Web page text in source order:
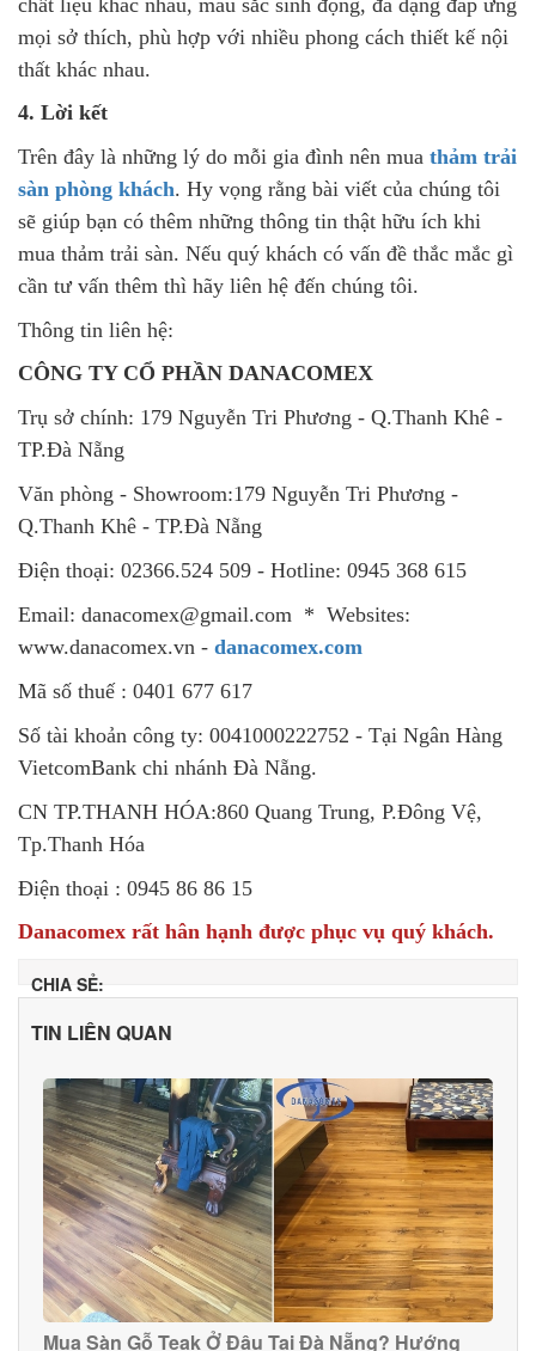
chất liệu khác nhau, màu sắc sinh động, đa dạng đáp ứng
mọi sở thích, phù hợp với nhiều phong cách thiết kế nội
thất khác nhau.
4. Lời kết
Trên đây là những lý do mỗi gia đình nên mua thảm trải
sàn phòng khách. Hy vọng rằng bài viết của chúng tôi
sẽ giúp bạn có thêm những thông tin thật hữu ích khi
mua thảm trải sàn. Nếu quý khách có vấn đề thắc mắc gì
cần tư vấn thêm thì hãy liên hệ đến chúng tôi.
Thông tin liên hệ:
CÔNG TY CỔ PHẦN DANACOMEX
Trụ sở chính: 179 Nguyễn Tri Phương - Q.Thanh Khê -
TP.Đà Nẵng
Văn phòng - Showroom:179 Nguyễn Tri Phương -
Q.Thanh Khê - TP.Đà Nẵng
Điện thoại: 02366.524 509 - Hotline: 0945 368 615
Email: danacomex@gmail.com * Websites:
www.danacomex.vn - danacomex.com
Mã số thuế : 0401 677 617
Số tài khoản công ty: 0041000222752 - Tại Ngân Hàng
VietcomBank chi nhánh Đà Nẵng.
CN TP.THANH HÓA:860 Quang Trung, P.Đông Vệ,
Tp.Thanh Hóa
Điện thoại : 0945 86 86 15
Danacomex rất hân hạnh được phục vụ quý khách.
CHIA SẺ:
TIN LIÊN QUAN
Mua Sàn Gỗ Teak Ở Đâu Tại Đà Nẵng? Hướng